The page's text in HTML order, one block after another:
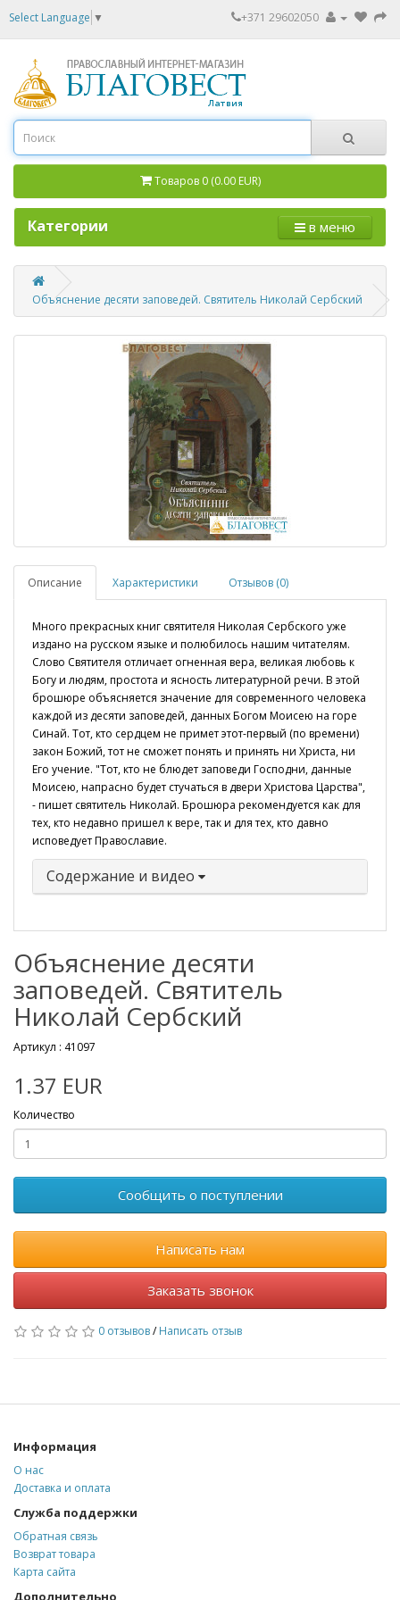
Select Language ▼ +371 29602050
Товаров 0 (0.00 EUR)
Категории в меню
Объяснение десяти заповедей. Святитель Николай Сербский
Описание Характеристики Отзывов (0)
Много прекрасных книг святителя Николая Сербского уже
издано на русском языке и полюбилось нашим читателям.
Слово Святителя отличает огненная вера, великая любовь к
Богу и людям, простота и ясность литературной речи. В этой
брошюре объясняется значение для современного человека
каждой из десяти заповедей, данных Богом Моисею на горе
Синай. Тот, кто сердцем не примет этот-первый (по времени)
закон Божий, тот не сможет понять и принять ни Христа, ни
Его учение. "Тот, кто не блюдет заповеди Господни, данные
Моисею, напрасно будет стучаться в двери Христова Царства",
- пишет святитель Николай. Брошюра рекомендуется как для
тех, кто недавно пришел к вере, так и для тех, кто давно
исповедует Православие.
Содержание и видео
Объяснение десяти
заповедей. Святитель
Николай Сербский
Артикул : 41097
1.37 EUR
Количество
Сообщить о поступлении
Написать нам
Заказать звонок
0 отзывов/Написать отзыв
Информация
О нас
Доставка и оплата
Служба поддержки
Обратная связь
Возврат товара
Карта сайта
Дополнительно